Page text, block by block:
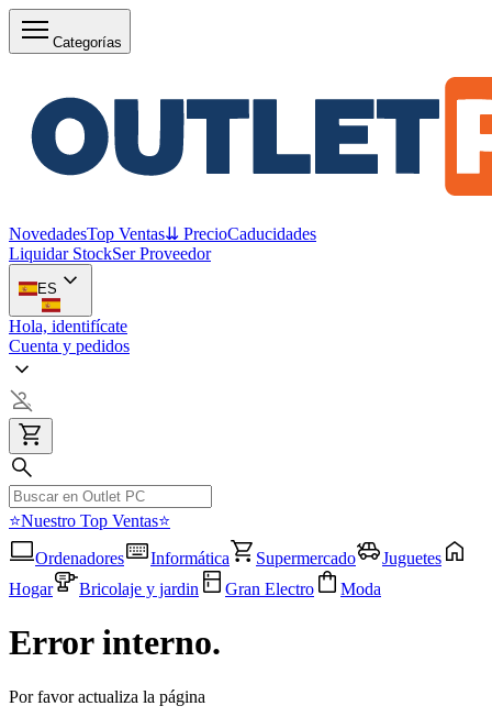
Categorías
NovedadesTop Ventas⇊ PrecioCaducidades
Liquidar StockSer Proveedor
ES
Hola, identifícate
Cuenta y pedidos
⭐Nuestro Top Ventas⭐
Ordenadores
Informática Supermercado
Juguetes
Hogar
Bricolaje y jardin Gran Electro Moda
Error interno.
Por favor actualiza la página